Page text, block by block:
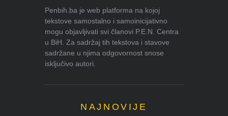
Penbih.ba je web platforma na kojoj
tekstove samostalno i samoinicijativno
mogu objavljivati svi članovi P.E.N. Centra
u BiH. Za sadržaj tih tekstova i stavove
sadržane u njima odgovornost snose
isključivo autori.
NAJNOVIJE